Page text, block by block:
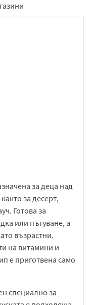
за деца над
за десерт,
Готова за
или пътуване, а
възрастни.
на витамини и
е приготвена само
специално за